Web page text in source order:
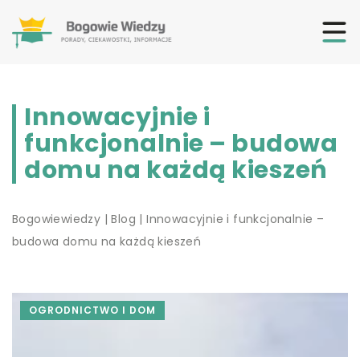
Innowacyjnie i
funkcjonalnie – budowa
domu na każdą kieszeń
Bogowiewiedzy |Blog |Innowacyjnie i funkcjonalnie –
budowa domu na każdą kieszeń
OGRODNICTWO I DOM